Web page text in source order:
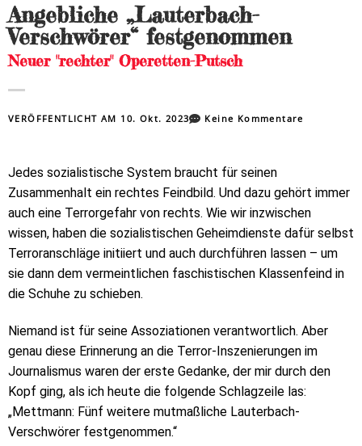
Angebliche „Lauterbach-
Verschwörer“ festgenommen
Neuer "rechter" Operetten-Putsch
VERÖFFENTLICHT AM 10. Okt. 2023 Keine Kommentare
Jedes sozialistische System braucht für seinen
Zusammenhalt ein rechtes Feindbild. Und dazu gehört immer
auch eine Terrorgefahr von rechts. Wie wir inzwischen
wissen, haben die sozialistischen Geheimdienste dafür selbst
Terroranschläge initiiert und auch durchführen lassen – um
sie dann dem vermeintlichen faschistischen Klassenfeind in
die Schuhe zu schieben.
Niemand ist für seine Assoziationen verantwortlich. Aber
genau diese Erinnerung an die Terror-Inszenierungen im
Journalismus waren der erste Gedanke, der mir durch den
Kopf ging, als ich heute die folgende Schlagzeile las:
„Mettmann: Fünf weitere mutmaßliche Lauterbach-
Verschwörer festgenommen.“